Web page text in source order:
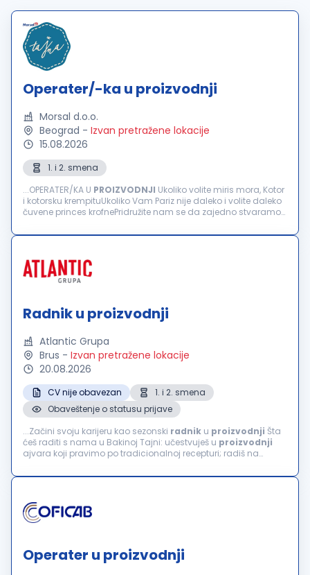
Operater/-ka u proizvodnji
Morsal d.o.o.
Beograd - Izvan pretražene lokacije
15.08.2026
1. i 2. smena
...OPERATER/KA U PROIZVODNJI Ukoliko volite miris mora, Kotor
i kotorsku krempituUkoliko Vam Pariz nije daleko i volite daleko
čuvene princes krofnePridružite nam se da zajedno stvaramo
jedinstvene...
Radnik u proizvodnji
Atlantic Grupa
Brus - Izvan pretražene lokacije
20.08.2026
CV nije obavezan
1. i 2. smena
Obaveštenje o statusu prijave
...Začini svoju karijeru kao sezonski radnik u proizvodnji Šta
ćeš raditi s nama u Bakinoj Tajni: učestvuješ u proizvodnji
ajvara koji pravimo po tradicionalnoj recepturi; radiš na
radiš...
Operater u proizvodnji